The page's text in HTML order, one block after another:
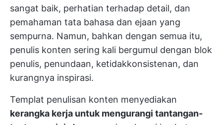
sangat baik, perhatian terhadap detail, dan
pemahaman tata bahasa dan ejaan yang
sempurna. Namun, bahkan dengan semua itu,
penulis konten sering kali bergumul dengan blok
penulis, penundaan, ketidakkonsistenan, dan
kurangnya inspirasi.
Templat penulisan konten menyediakan
kerangka kerja untuk mengurangi tantangan-